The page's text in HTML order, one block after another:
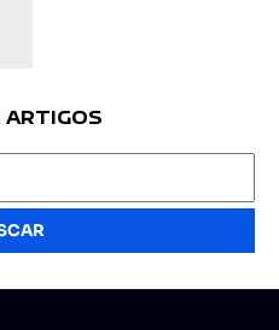
ARTIGOS